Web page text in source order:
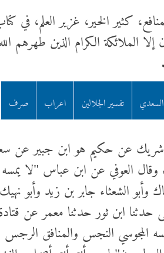
كثير الخير، غزير العلم،
الملائكة الكرام الذين طهرهم
تفسير الجلالين اعراب صرف
شريك عن حكيم هو ابن جبير عن
العوفي عن ابن عباس "لا
الشعثاء جابر بن زيد وأبو
حدثنا ابن ثور حدثنا معمر عن
المجوسي النجس والمنافق